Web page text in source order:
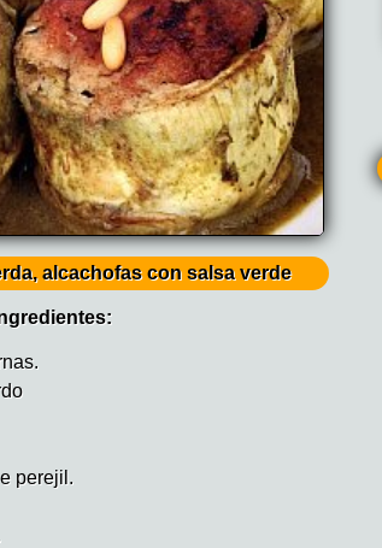
alcachofas con salsa verde
perejil.